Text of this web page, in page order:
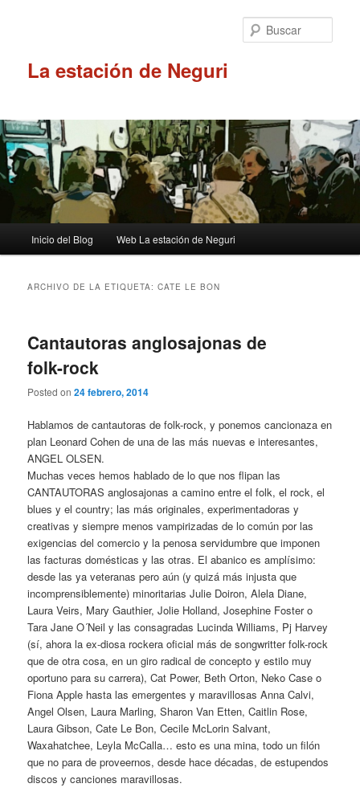
La estación de Neguri
principal
Inicio del Blog Web La estación de Neguri
ARCHIVO DE LA ETIQUETA:CATE LE BON
Cantautoras anglosajonas de
folk-rock
Posted on24 febrero, 2014
Hablamos de cantautoras de folk-rock, y ponemos cancionaza en
plan Leonard Cohen de una de las más nuevas e interesantes,
ANGEL OLSEN.
Muchas veces hemos hablado de lo que nos flipan las
CANTAUTORAS anglosajonas a camino entre el folk, el rock, el
blues y el country; las más originales, experimentadoras y
creativas y siempre menos vampirizadas de lo común por las
exigencias del comercio y la penosa servidumbre que imponen
las facturas domésticas y las otras. El abanico es amplísimo:
desde las ya veteranas pero aún (y quizá más injusta que
incomprensiblemente) minoritarias Julie Doiron, Alela Diane,
Laura Veirs, Mary Gauthier, Jolie Holland, Josephine Foster o
Tara Jane O´Neil y las consagradas Lucinda Williams, Pj Harvey
(sí, ahora la ex-diosa rockera oficial más de songwritter folk-rock
que de otra cosa, en un giro radical de concepto y estilo muy
oportuno para su carrera), Cat Power, Beth Orton, Neko Case o
Fiona Apple hasta las emergentes y maravillosas Anna Calvi,
Angel Olsen, Laura Marling, Sharon Van Etten, Caitlin Rose,
Laura Gibson, Cate Le Bon, Cecile McLorin Salvant,
Waxahatchee, Leyla McCalla… esto es una mina, todo un filón
que no para de proveernos, desde hace décadas, de estupendos
discos y canciones maravillosas.